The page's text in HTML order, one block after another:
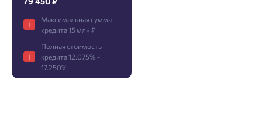
i
Максимальная сумма
кредита 15 млн ₽
i
Полная стоимость
кредита 12.075% -
17.250%
Фамилия
перезвоним.
Добро пожаловать в личный
кабинет
Добавляйте планировки в избранное
Выбор города